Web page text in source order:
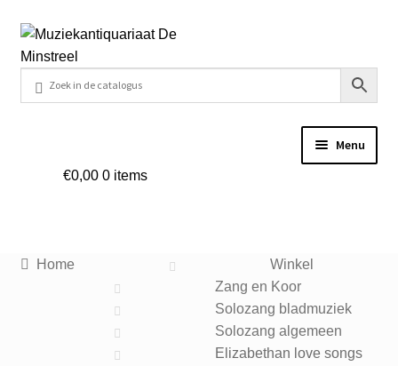
Ga
door
navigatie
Ga
naar
inhoud
Menu
Veel gestelde vragen
€0,00 0 items
Home
Winkel
Zang en Koor
Solozang bladmuziek
Solozang algemeen
Elizabethan love songs